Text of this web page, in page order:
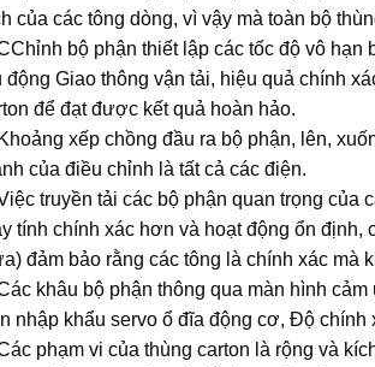
của các tông dòng, vì vậy mà toàn bộ
bộ phận thiết lập các tốc độ vô
động Giao thông vận tải, hiệu quả chính
để đạt được kết quả hoàn hảo.
xếp chồng đầu ra bộ phận, lên,
của điều chỉnh là tất cả các điện.
truyền tải các bộ phận quan trọng của
tính chính xác hơn và hoạt động ổn định,
đảm bảo rằng các tông là chính xác mà
khâu bộ phận thông qua màn hình
nhập khẩu servo ổ đĩa động cơ, Độ chính
phạm vi của thùng carton là rộng và